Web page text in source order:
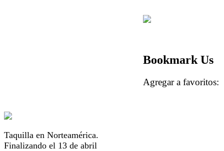
Taquilla en Norteamérica.
Finalizando el 13 de abril
Bookmark Us
Agregar a